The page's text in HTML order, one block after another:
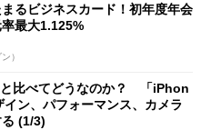
るビジネスカード！初年度年会
最大1.125%
）
比べてどうなのか？ 「iPhon
イン、パフォーマンス、カメラ
(1/3)